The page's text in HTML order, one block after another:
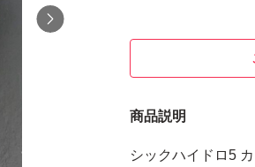
商品説明
シックハイドロ5